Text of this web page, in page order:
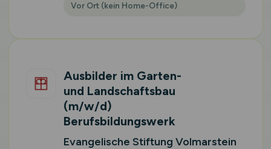
Vor Ort (kein Home-Office)
Ausbilder im Garten-
und Landschaftsbau
(m/w/d)
Berufsbildungswerk
Evangelische Stiftung Volmarstein